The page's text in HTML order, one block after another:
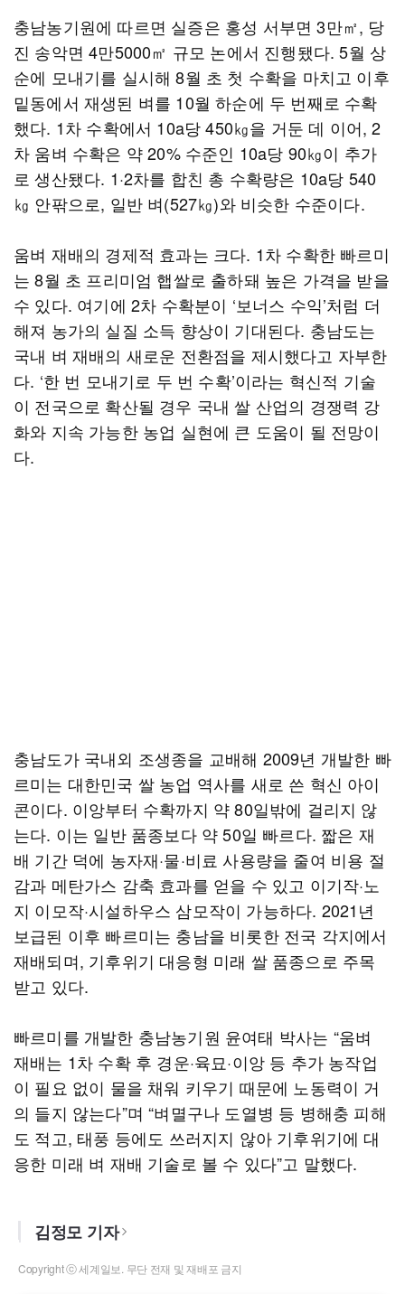
충남농기원에 따르면 실증은 홍성 서부면 3만㎡, 당
진 송악면 4만5000㎡ 규모 논에서 진행됐다. 5월 상
순에 모내기를 실시해 8월 초 첫 수확을 마치고 이후
밑동에서 재생된 벼를 10월 하순에 두 번째로 수확
했다. 1차 수확에서 10a당 450㎏을 거둔 데 이어, 2
차 움벼 수확은 약 20% 수준인 10a당 90㎏이 추가
로 생산됐다. 1·2차를 합친 총 수확량은 10a당 540
㎏ 안팎으로, 일반 벼(527㎏)와 비슷한 수준이다.
움벼 재배의 경제적 효과는 크다. 1차 수확한 빠르미
는 8월 초 프리미엄 햅쌀로 출하돼 높은 가격을 받을
수 있다. 여기에 2차 수확분이 ‘보너스 수익’처럼 더
해져 농가의 실질 소득 향상이 기대된다. 충남도는
국내 벼 재배의 새로운 전환점을 제시했다고 자부한
다. ‘한 번 모내기로 두 번 수확’이라는 혁신적 기술
이 전국으로 확산될 경우 국내 쌀 산업의 경쟁력 강
화와 지속 가능한 농업 실현에 큰 도움이 될 전망이
다.
충남도가 국내외 조생종을 교배해 2009년 개발한 빠
르미는 대한민국 쌀 농업 역사를 새로 쓴 혁신 아이
콘이다. 이앙부터 수확까지 약 80일밖에 걸리지 않
는다. 이는 일반 품종보다 약 50일 빠르다. 짧은 재
배 기간 덕에 농자재·물·비료 사용량을 줄여 비용 절
감과 메탄가스 감축 효과를 얻을 수 있고 이기작·노
지 이모작·시설하우스 삼모작이 가능하다. 2021년
보급된 이후 빠르미는 충남을 비롯한 전국 각지에서
재배되며, 기후위기 대응형 미래 쌀 품종으로 주목
받고 있다.
빠르미를 개발한 충남농기원 윤여태 박사는 “움벼
재배는 1차 수확 후 경운·육묘·이앙 등 추가 농작업
이 필요 없이 물을 채워 키우기 때문에 노동력이 거
의 들지 않는다”며 “벼멸구나 도열병 등 병해충 피해
도 적고, 태풍 등에도 쓰러지지 않아 기후위기에 대
응한 미래 벼 재배 기술로 볼 수 있다”고 말했다.
김정모 기자
Copyright ⓒ 세계일보. 무단 전재 및 재배포 금지